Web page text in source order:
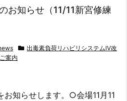
お知らせ（11/11新宮修練
出毒素負荷リハビリシステムⅣ改
案内
お知らせします。○会場11月11